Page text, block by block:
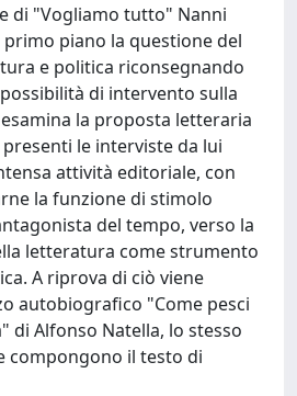
di "Vogliamo tutto" Nanni
piano la questione del
e politica riconsegnando
di intervento sulla
la proposta letteraria
le interviste da lui
attività editoriale, con
la funzione di stimolo
del tempo, verso la
letteratura come strumento
A riprova di ciò viene
autobiografico "Come pesci
di Alfonso Natella, lo stesso
compongono il testo di